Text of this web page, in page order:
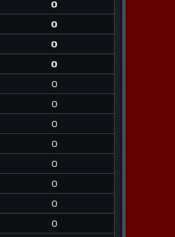
0
0
0
0
0
0
0
0
0
0
0
0